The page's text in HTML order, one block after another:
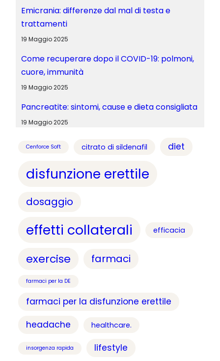
Emicrania: differenze dal mal di testa e
trattamenti
19 Maggio 2025
Come recuperare dopo il COVID-19: polmoni,
cuore, immunità
19 Maggio 2025
Pancreatite: sintomi, cause e dieta consigliata
19 Maggio 2025
Cenforce Soft citrato di sildenafil diet
disfunzione erettile
dosaggio
effetti collaterali efficacia
exercise farmaci
farmaci per la DE
farmaci per la disfunzione erettile
headache
healthcare.
insorgenza rapida lifestyle